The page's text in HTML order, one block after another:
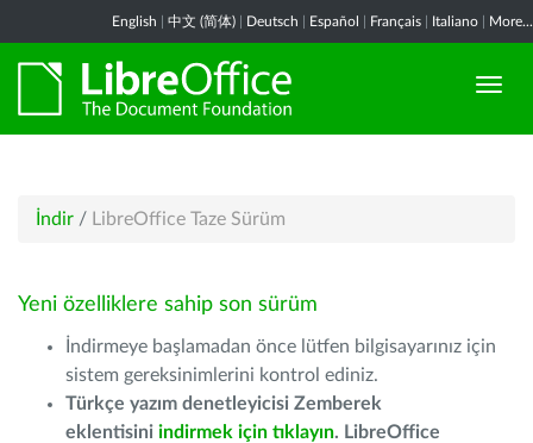
English 中文 (简体) Deutsch Español Français Italiano More...
İndir / LibreOffice Taze Sürüm
Yeni özelliklere sahip son sürüm
İndirmeye başlamadan önce lütfen bilgisayarınız için
sistem gereksinimlerini kontrol ediniz.
Türkçe yazım denetleyicisi Zemberek
eklentisini indirmek için tıklayın. LibreOffice